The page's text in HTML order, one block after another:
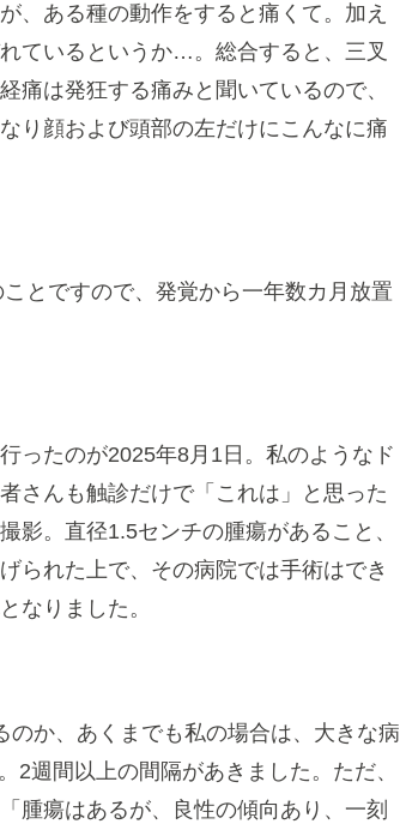
、ある種の動作をすると痛くて。加え
ているというか…。総合すると、三叉
痛は発狂する痛みと聞いているので、
り顔および頭部の左だけにこんなに痛
とですので、発覚から一年数カ月放置
ったのが2025年8月1日。私のようなド
さんも触診だけで「これは」と思った
影。直径1.5センチの腫瘍があること、
られた上で、その病院では手術はでき
なりました。
か、あくまでも私の場合は、大きな病
2週間以上の間隔があきました。ただ、
腫瘍はあるが、良性の傾向あり、一刻